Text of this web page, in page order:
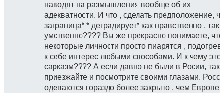
наводят на размышления вообще об их
адекватности. И что , сделать предположение,
заграница* * деградирует* как нравственно ,
умственно???? Вы же прекрасно понимаете,
некоторые личности просто пиарятся ,
к себе интерес любыми способами. И к чему
сарказм???? А если давно не были в Росии, так
приезжайте и посмотрите своими глазами.
одеваются гораздо более закрыто , чем